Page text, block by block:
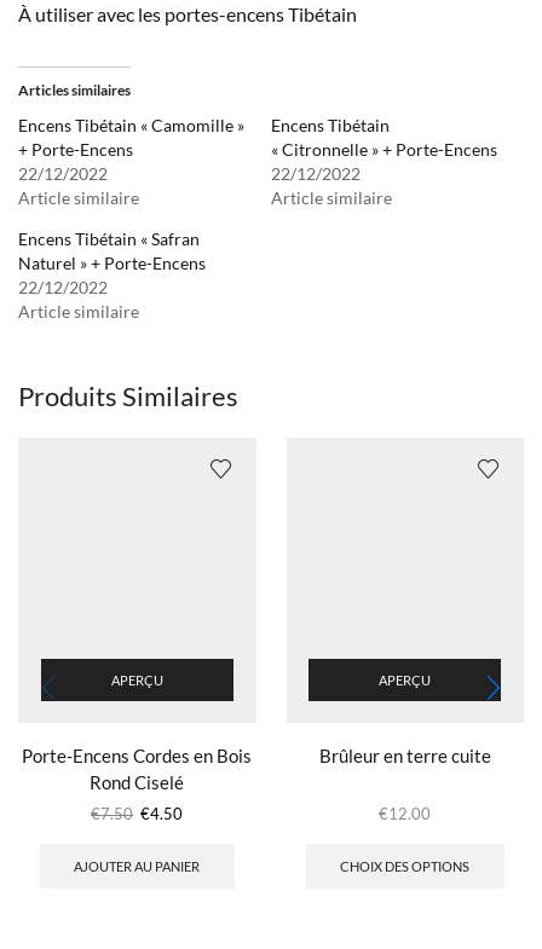
À utiliser avec les portes-encens Tibétain
Articles similaires
Encens Tibétain « Camomille »
+ Porte-Encens
22/12/2022
Article similaire
Encens Tibétain
« Citronnelle » + Porte-Encens
22/12/2022
Article similaire
Encens Tibétain « Safran
Naturel » + Porte-Encens
22/12/2022
Article similaire
Produits Similaires
APERÇU
Porte-Encens Cordes en Bois
Rond Ciselé
€7.50 €4.50
AJOUTER AU PANIER
APERÇU
Brûleur en terre cuite
€12.00
CHOIX DES OPTIONS